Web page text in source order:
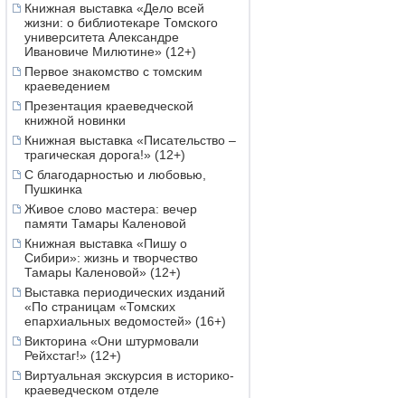
Книжная выставка «Дело всей
жизни: о библиотекаре Томского
университета Александре
Ивановиче Милютине» (12+)
Первое знакомство с томским
краеведением
Презентация краеведческой
книжной новинки
Книжная выставка «Писательство –
трагическая дорога!» (12+)
С благодарностью и любовью,
Пушкинка
Живое слово мастера: вечер
памяти Тамары Каленовой
Книжная выставка «Пишу о
Сибири»: жизнь и творчество
Тамары Каленовой» (12+)
Выставка периодических изданий
«По страницам «Томских
епархиальных ведомостей» (16+)
Викторина «Они штурмовали
Рейхстаг!» (12+)
Виртуальная экскурсия в историко-
краеведческом отделе